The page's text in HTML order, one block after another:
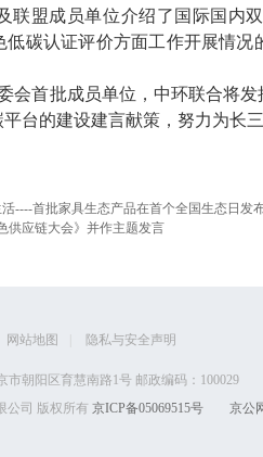
联盟成员单位介绍了国际国内
碳认证评价方面工作开展情
首批成员单位，中环联合将发
台的建设建言献策，努力为长
----首批家具生态产品在首个全国生态日发
供应链大会》并作主题发言
网站地图 隐私与安全声明
市朝阳区育慧南路1号 邮政编码：100029
公司 版权所有 京ICP备05069515号 京公